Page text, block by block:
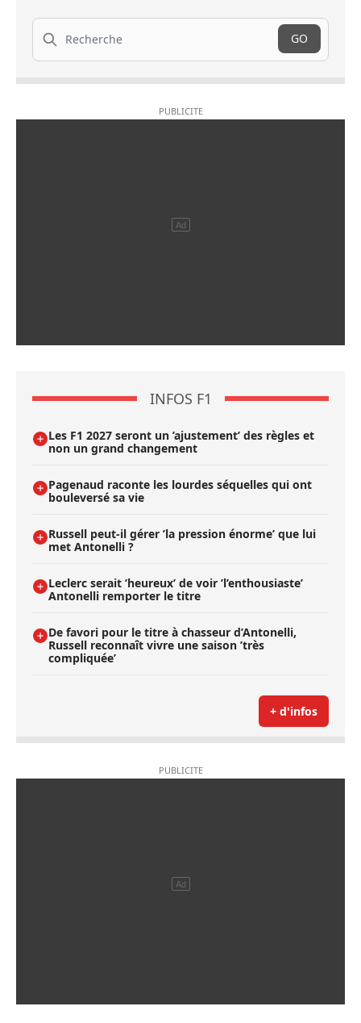
Recherche
GO
INFOS F1
Les F1 2027 seront un ’ajustement’ des règles et
non un grand changement
Pagenaud raconte les lourdes séquelles qui ont
bouleversé sa vie
Russell peut-il gérer ’la pression énorme’ que lui
met Antonelli ?
Leclerc serait ’heureux’ de voir ’l’enthousiaste’
Antonelli remporter le titre
De favori pour le titre à chasseur d’Antonelli,
Russell reconnaît vivre une saison ’très
compliquée’
+ d'infos